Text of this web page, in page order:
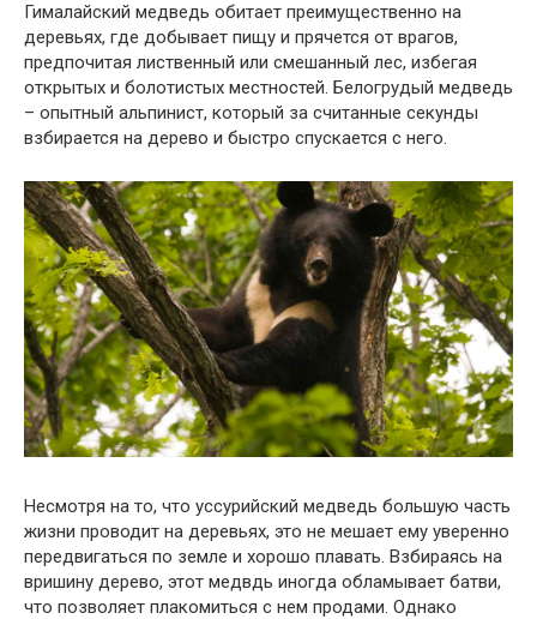
Гималайский медведь обитает преимущественно на
деревьях, где добывает пищу и прячется от врагов,
предпочитая лиственный или смешанный лес, избегая
открытых и болотистых местностей. Белогрудый медведь
– опытный альпинист, который за считанные секунды
взбирается на дерево и быстро спускается с него.
Несмотря на то, что уссурийский медведь большую часть
жизни проводит на деревьях, это не мешает ему уверенно
передвигаться по земле и хорошо плавать. Взбираясь на
вришину дерево, этот медвдь иногда обламывает батви,
что позволяет плакомиться с нем продами. Однако